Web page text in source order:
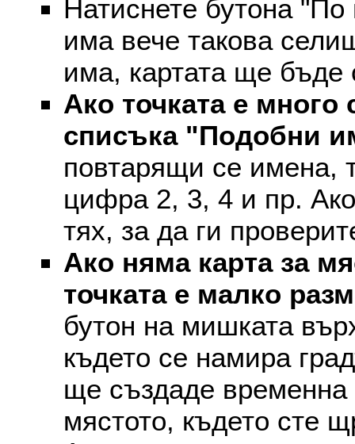
Натиснете бутона
има вече такова
има, картата ще бъде
Ако точката е много
списъка "Подобни
повтарящи се имена,
цифра 2, 3, 4 и пр.
тях, за да ги
Ако няма карта за
точката е малко
бутон на мишката
където се намира
ще създаде временна
мястото, където сте